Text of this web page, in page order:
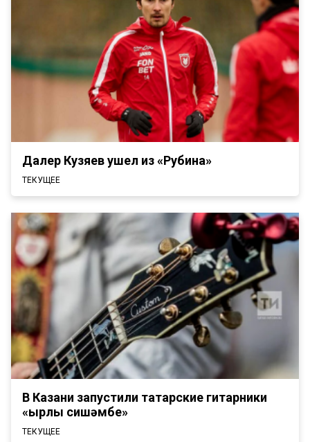
Далер Кузяев ушел из «Рубина»
ТЕКУЩЕЕ
В Казани запустили татарские гитарники
«Җырлы сишәмбе»
ТЕКУЩЕЕ